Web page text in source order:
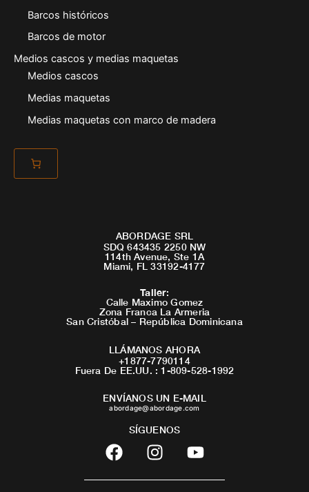
Barcos históricos
Barcos de motor
Medios cascos y medias maquetas
Medios cascos
Medias maquetas
Medias maquetas con marco de madera
ABORDAGE SRL
SDQ 643435 2250 NW
114th Avenue, Ste 1A
Miami, FL 33192-4177
Taller:
Calle Maximo Gomez
Zona Franca La Armeria
San Cristóbal – República Dominicana
LLÁMANOS AHORA
+1877-7790114
Fuera De EE.UU. : 1-809-528-1992
ENVÍANOS UN E-MAIL
abordage@abordage.com
SÍGUENOS
F
a
c
I
n
s
Y
o
u